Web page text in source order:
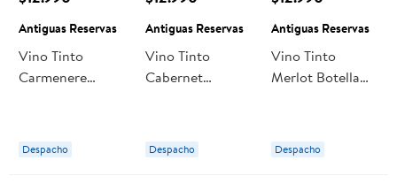
Antiguas Reservas
Vino Tinto
Carmenere
Reservas
Despacho
Antiguas Reservas
Vino Tinto
Cabernet
Antiguas
Reservas
Despacho
Antiguas Reservas
Vino Tinto
Merlot Botella
Despacho